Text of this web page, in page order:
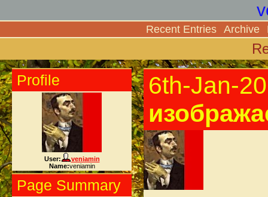
Recent Entries Archive
Profile
User:
veniamin
Name:veniamin
Page Summary
6th-Jan-